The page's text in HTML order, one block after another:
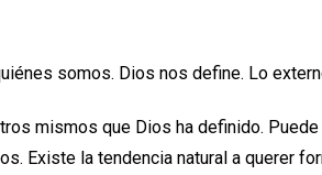
somos. Dios nos define. Lo
mismos que Dios ha definido.
Existe la tendencia natural a querer